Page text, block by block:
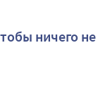
ничего